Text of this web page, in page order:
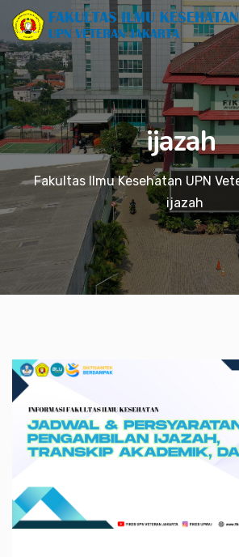
ijazah
Fakultas Ilmu Kesehatan UPN
ijazah